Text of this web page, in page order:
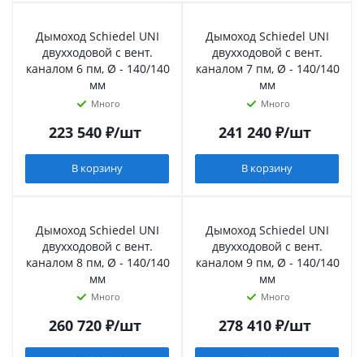
Дымоход Schiedel UNI
двухходовой с вент.
каналом 6 пм, Ø - 140/140
мм
Много
223 540₽/шт
В корзину
Дымоход Schiedel UNI
двухходовой с вент.
каналом 7 пм, Ø - 140/140
мм
Много
241 240₽/шт
В корзину
Дымоход Schiedel UNI
двухходовой с вент.
каналом 8 пм, Ø - 140/140
мм
Много
260 720₽/шт
Дымоход Schiedel UNI
двухходовой с вент.
каналом 9 пм, Ø - 140/140
мм
Много
278 410₽/шт